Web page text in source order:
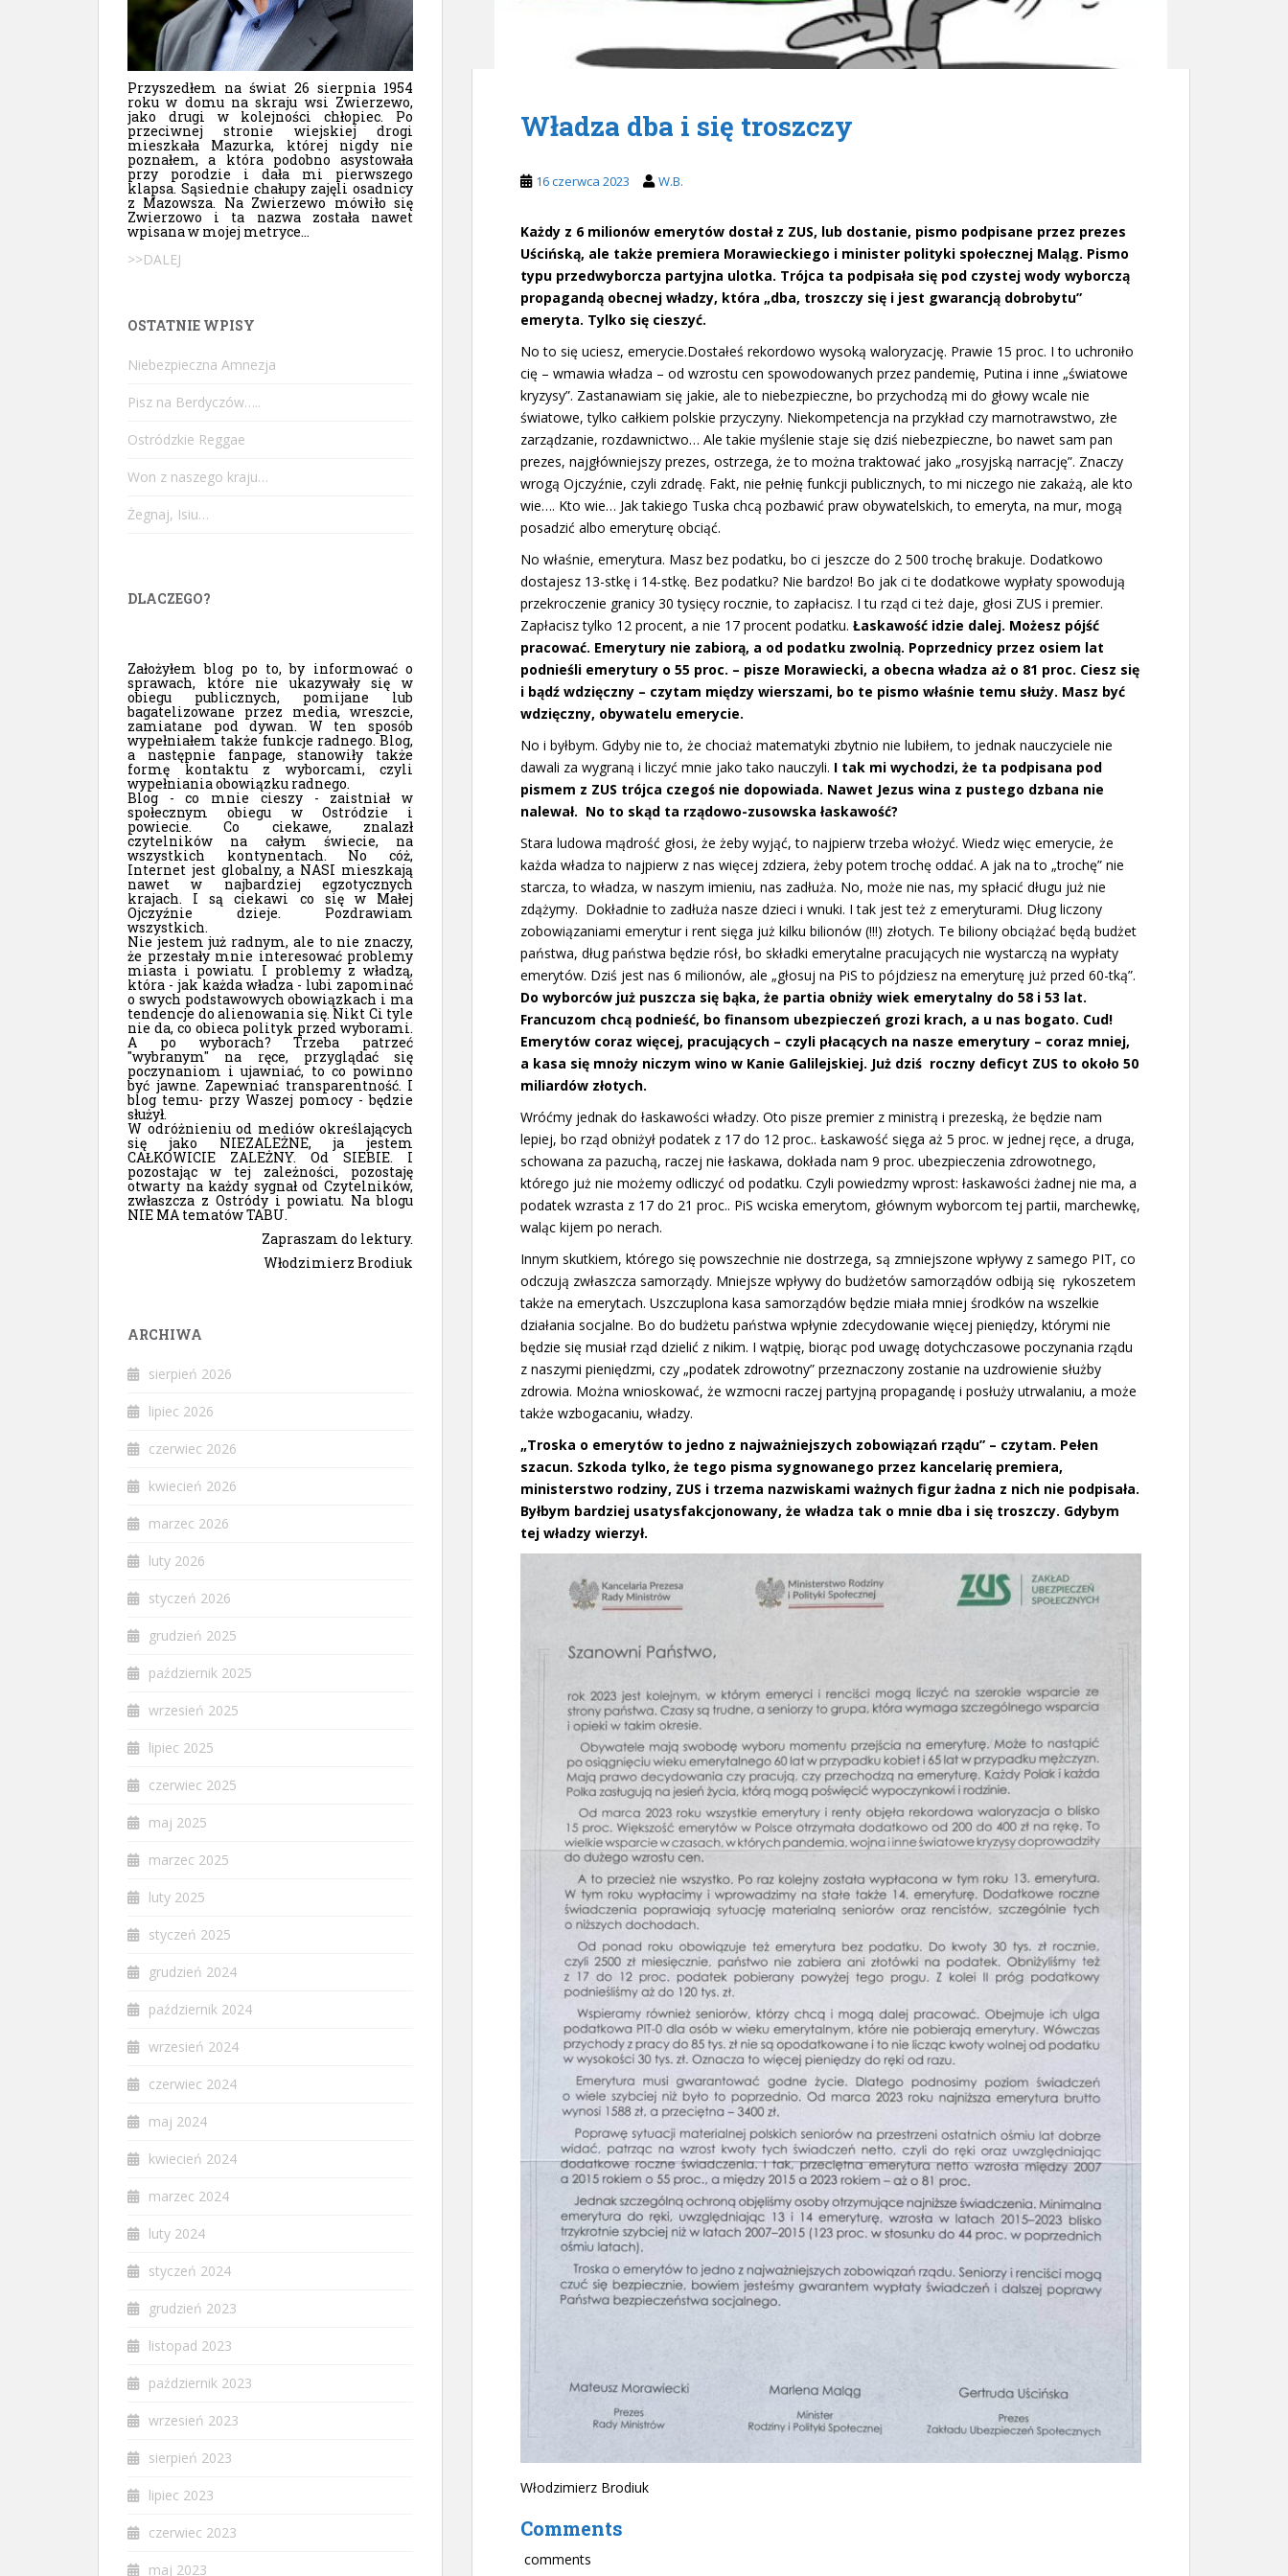
Władza dba i się troszczy
16 czerwca 2023 W.B.
Każdy z 6 milionów emerytów dostał z ZUS, lub dostanie, pismo podpisane przez prezes
Uścińską, ale także premiera Morawieckiego i minister polityki społecznej Maląg. Pismo
typu przedwyborcza partyjna ulotka. Trójca ta podpisała się pod czystej wody wyborczą
propagandą obecnej władzy, która „dba, troszczy się i jest gwarancją dobrobytu”
emeryta. Tylko się cieszyć.
No to się uciesz, emerycie.Dostałeś rekordowo wysoką waloryzację. Prawie 15 proc. I to uchroniło
cię – wmawia władza – od wzrostu cen spowodowanych przez pandemię, Putina i inne „światowe
kryzysy”. Zastanawiam się jakie, ale to niebezpieczne, bo przychodzą mi do głowy wcale nie
światowe, tylko całkiem polskie przyczyny. Niekompetencja na przykład czy marnotrawstwo, złe
zarządzanie, rozdawnictwo… Ale takie myślenie staje się dziś niebezpieczne, bo nawet sam pan
prezes, najgłówniejszy prezes, ostrzega, że to można traktować jako „rosyjską narrację”. Znaczy
wrogą Ojczyźnie, czyli zdradę. Fakt, nie pełnię funkcji publicznych, to mi niczego nie zakażą, ale kto
wie…. Kto wie… Jak takiego Tuska chcą pozbawić praw obywatelskich, to emeryta, na mur, mogą
posadzić albo emeryturę obciąć.
No właśnie, emerytura. Masz bez podatku, bo ci jeszcze do 2 500 trochę brakuje. Dodatkowo
dostajesz 13-stkę i 14-stkę. Bez podatku? Nie bardzo! Bo jak ci te dodatkowe wypłaty spowodują
przekroczenie granicy 30 tysięcy rocznie, to zapłacisz. I tu rząd ci też daje, głosi ZUS i premier.
Zapłacisz tylko 12 procent, a nie 17 procent podatku. Łaskawość idzie dalej. Możesz pójść
pracować. Emerytury nie zabiorą, a od podatku zwolnią. Poprzednicy przez osiem lat
podnieśli emerytury o 55 proc. – pisze Morawiecki, a obecna władza aż o 81 proc. Ciesz się
i bądź wdzięczny – czytam między wierszami, bo te pismo właśnie temu służy. Masz być
wdzięczny, obywatelu emerycie.
No i byłbym. Gdyby nie to, że chociaż matematyki zbytnio nie lubiłem, to jednak nauczyciele nie
dawali za wygraną i liczyć mnie jako tako nauczyli. I tak mi wychodzi, że ta podpisana pod
pismem z ZUS trójca czegoś nie dopowiada. Nawet Jezus wina z pustego dzbana nie
nalewał. No to skąd ta rządowo-zusowska łaskawość?
Stara ludowa mądrość głosi, że żeby wyjąć, to najpierw trzeba włożyć. Wiedz więc emerycie, że
każda władza to najpierw z nas więcej zdziera, żeby potem trochę oddać. A jak na to „trochę” nie
starcza, to władza, w naszym imieniu, nas zadłuża. No, może nie nas, my spłacić długu już nie
zdążymy. Dokładnie to zadłuża nasze dzieci i wnuki. I tak jest też z emeryturami. Dług liczony
zobowiązaniami emerytur i rent sięga już kilku bilionów (!!!) złotych. Te biliony obciążać będą budżet
państwa, dług państwa będzie rósł, bo składki emerytalne pracujących nie wystarczą na wypłaty
emerytów. Dziś jest nas 6 milionów, ale „głosuj na PiS to pójdziesz na emeryturę już przed 60-tką”.
Do wyborców już puszcza się bąka, że partia obniży wiek emerytalny do 58 i 53 lat.
Francuzom chcą podnieść, bo finansom ubezpieczeń grozi krach, a u nas bogato. Cud!
Emerytów coraz więcej, pracujących – czyli płacących na nasze emerytury – coraz mniej,
a kasa się mnoży niczym wino w Kanie Galilejskiej. Już dziś roczny deficyt ZUS to około 50
miliardów złotych.
Wróćmy jednak do łaskawości władzy. Oto pisze premier z ministrą i prezeską, że będzie nam
lepiej, bo rząd obniżył podatek z 17 do 12 proc.. Łaskawość sięga aż 5 proc. w jednej ręce, a druga,
schowana za pazuchą, raczej nie łaskawa, dokłada nam 9 proc. ubezpieczenia zdrowotnego,
którego już nie możemy odliczyć od podatku. Czyli powiedzmy wprost: łaskawości żadnej nie ma, a
podatek wzrasta z 17 do 21 proc.. PiS wciska emerytom, głównym wyborcom tej partii, marchewkę,
waląc kijem po nerach.
Innym skutkiem, którego się powszechnie nie dostrzega, są zmniejszone wpływy z samego PIT, co
odczują zwłaszcza samorządy. Mniejsze wpływy do budżetów samorządów odbiją się rykoszetem
także na emerytach. Uszczuplona kasa samorządów będzie miała mniej środków na wszelkie
działania socjalne. Bo do budżetu państwa wpłynie zdecydowanie więcej pieniędzy, którymi nie
będzie się musiał rząd dzielić z nikim. I wątpię, biorąc pod uwagę dotychczasowe poczynania rządu
z naszymi pieniędzmi, czy „podatek zdrowotny” przeznaczony zostanie na uzdrowienie służby
zdrowia. Można wnioskować, że wzmocni raczej partyjną propagandę i posłuży utrwalaniu, a może
także wzbogacaniu, władzy.
„Troska o emerytów to jedno z najważniejszych zobowiązań rządu” – czytam. Pełen
szacun. Szkoda tylko, że tego pisma sygnowanego przez kancelarię premiera,
ministerstwo rodziny, ZUS i trzema nazwiskami ważnych figur żadna z nich nie podpisała.
Byłbym bardziej usatysfakcjonowany, że władza tak o mnie dba i się troszczy. Gdybym
tej władzy wierzył.
Włodzimierz Brodiuk
Comments
comments
Przyszedłem na świat 26 sierpnia 1954
roku w domu na skraju wsi Zwierzewo,
jako drugi w kolejności chłopiec. Po
przeciwnej stronie wiejskiej drogi
mieszkała Mazurka, której nigdy nie
poznałem, a która podobno asystowała
przy porodzie i dała mi pierwszego
klapsa. Sąsiednie chałupy zajęli osadnicy
z Mazowsza. Na Zwierzewo mówiło się
Zwierzowo i ta nazwa została nawet
wpisana w mojej metryce...
>>DALEJ
OSTATNIE WPISY
Niebezpieczna Amnezja
Pisz na Berdyczów…..
Ostródzkie Reggae
Won z naszego kraju…
Żegnaj, Isiu…
DLACZEGO?
Założyłem blog po to, by informować o
sprawach, które nie ukazywały się w
obiegu publicznych, pomijane lub
bagatelizowane przez media, wreszcie,
zamiatane pod dywan. W ten sposób
wypełniałem także funkcje radnego. Blog,
a następnie fanpage, stanowiły także
formę kontaktu z wyborcami, czyli
wypełniania obowiązku radnego.
Blog - co mnie cieszy - zaistniał w
społecznym obiegu w Ostródzie i
powiecie. Co ciekawe, znalazł
czytelników na całym świecie, na
wszystkich kontynentach. No cóż,
Internet jest globalny, a NASI mieszkają
nawet w najbardziej egzotycznych
krajach. I są ciekawi co się w Małej
Ojczyźnie dzieje. Pozdrawiam
wszystkich.
Nie jestem już radnym, ale to nie znaczy,
że przestały mnie interesować problemy
miasta i powiatu. I problemy z władzą,
która - jak każda władza - lubi zapominać
o swych podstawowych obowiązkach i ma
tendencje do alienowania się. Nikt Ci tyle
nie da, co obieca polityk przed wyborami.
A po wyborach? Trzeba patrzeć
"wybranym" na ręce, przyglądać się
poczynaniom i ujawniać, to co powinno
być jawne. Zapewniać transparentność. I
blog temu- przy Waszej pomocy - będzie
służył.
W odróżnieniu od mediów określających
się jako NIEZALEŻNE, ja jestem
CAŁKOWICIE ZALEŻNY. Od SIEBIE. I
pozostając w tej zależności, pozostaję
otwarty na każdy sygnał od Czytelników,
zwłaszcza z Ostródy i powiatu. Na blogu
NIE MA tematów TABU.
Zapraszam do lektury.
Włodzimierz Brodiuk
ARCHIWA
sierpień 2026
lipiec 2026
czerwiec 2026
kwiecień 2026
marzec 2026
luty 2026
styczeń 2026
grudzień 2025
październik 2025
wrzesień 2025
lipiec 2025
czerwiec 2025
maj 2025
marzec 2025
luty 2025
styczeń 2025
grudzień 2024
październik 2024
wrzesień 2024
czerwiec 2024
maj 2024
kwiecień 2024
marzec 2024
luty 2024
styczeń 2024
grudzień 2023
listopad 2023
październik 2023
wrzesień 2023
sierpień 2023
lipiec 2023
czerwiec 2023
maj 2023